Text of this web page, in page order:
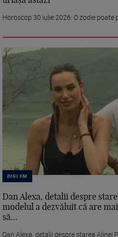
Horoscop 30 iulie 2026: O zodie
DIGI FM
Dan Alexa, detalii despre
modelul a dezvăluit că are
să...
Dan Alexa, detalii despre starea Alinei